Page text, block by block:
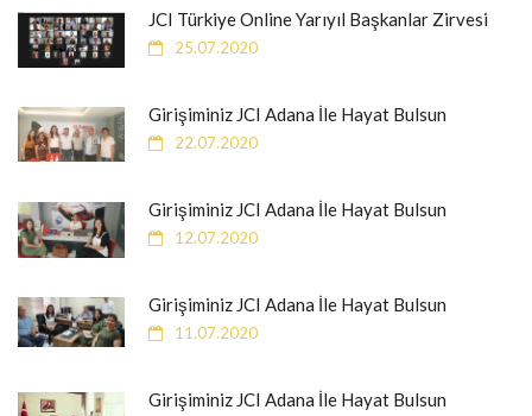
JCI Türkiye Online Yarıyıl Başkanlar Zirvesi
25.07.2020
Girişiminiz JCI Adana İle Hayat Bulsun
22.07.2020
Girişiminiz JCI Adana İle Hayat Bulsun
12.07.2020
Girişiminiz JCI Adana İle Hayat Bulsun
11.07.2020
Girişiminiz JCI Adana İle Hayat Bulsun